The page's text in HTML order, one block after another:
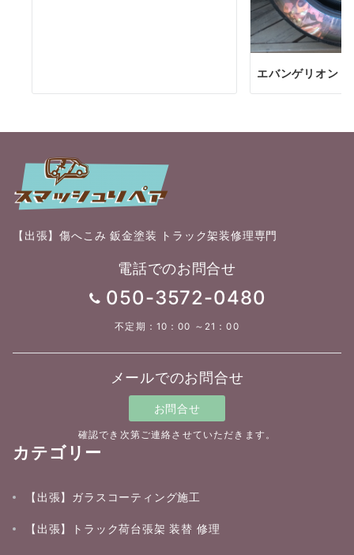
エバンゲリオン
【出張】傷へこみ 鈑金塗装 トラック架装修理専門
電話でのお問合せ
050-3572-0480
不定期：10：00 ～21：00
メールでのお問合せ
お問合せ
確認でき次第ご連絡させていただきます。
カテゴリー
【出張】ガラスコーティング施工
【出張】トラック荷台張架 装替 修理